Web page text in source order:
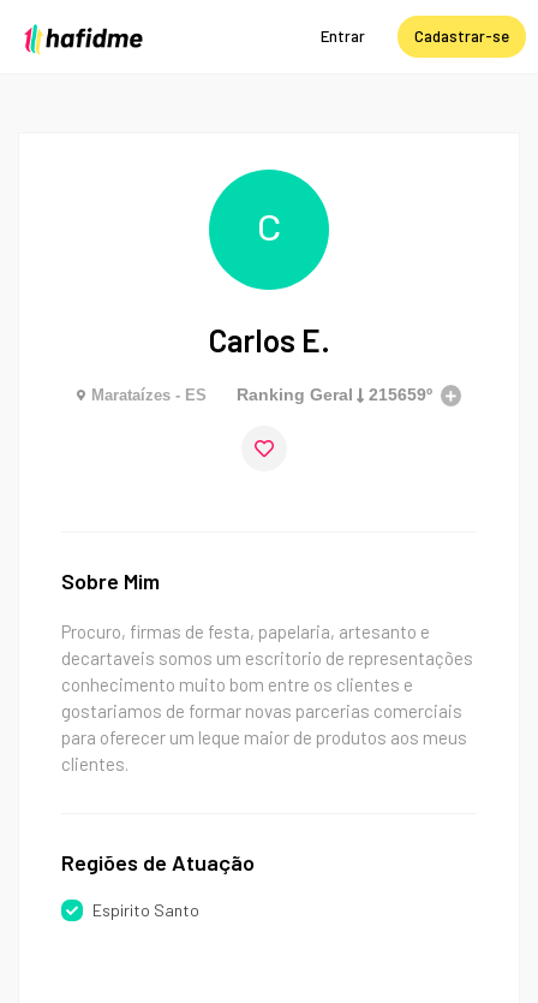
Entrar Cadastrar-se
C
Carlos E.
Marataízes - ES Ranking Geral 215659º
Sobre Mim
Procuro, firmas de festa, papelaria, artesanto e
decartaveis somos um escritorio de representações
conhecimento muito bom entre os clientes e
gostariamos de formar novas parcerias comerciais
para oferecer um leque maior de produtos aos meus
clientes.
Regiões de Atuação
Espirito Santo